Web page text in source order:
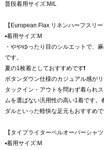
普段着用サイズ:M/L
【European Flax リネンハーフスリ
▪️着用サイズ:M
・ややゆったり目のシルエットで、
です。
夏の1枚着としておすすめです❗️
ボタンダウン仕様のカジュアル感が
タックイン・アウトを問わず着られ
ムを選ばない汎用性の高い1着です
ダルといった軽快な足元もおすすめで
【タイプライターベルオーバーシャツ
▪️着用サイズ:M